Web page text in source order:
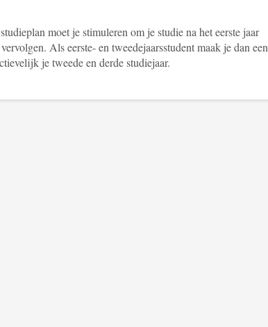
moet je stimuleren om je studie na het eerste jaar
Als eerste- en tweedejaarsstudent maak je dan een
je tweede en derde studiejaar.